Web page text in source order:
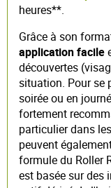
heures**.
Grâce à son
application facile
découvertes
situation. Pour se
soirée ou en
fortement
particulier dans
peuvent
formule du Roller
est basée sur des